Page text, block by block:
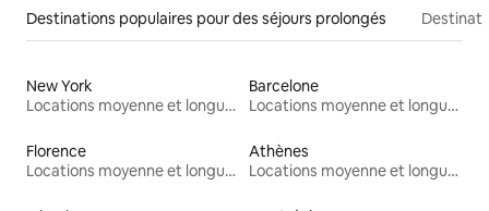
Destinations populaires pour des séjours prolongés
New York
Locations moyenne et longue durée
Barcelone
Locations moyenne et longue durée
Florence
Locations moyenne et longue durée
Athènes
Locations moyenne et longue durée